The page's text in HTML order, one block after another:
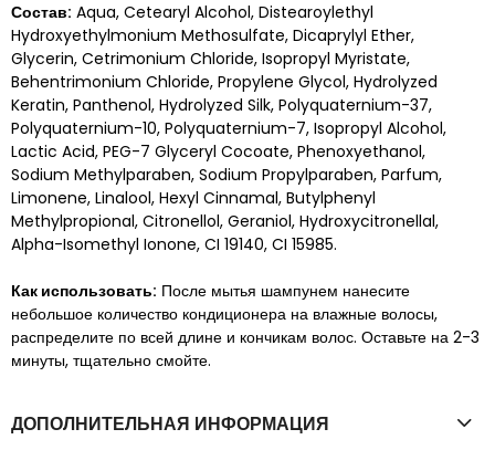
Состав: Aqua, Cetearyl Alcohol, Distearoylethyl
Hydroxyethylmonium Methosulfate, Dicaprylyl Ether,
Glycerin, Cetrimonium Chloride, Isopropyl Myristate,
Behentrimonium Chloride, Propylene Glycol, Hydrolyzed
Keratin, Panthenol, Hydrolyzed Silk, Polyquaternium-37,
Polyquaternium-10, Polyquaternium-7, Isopropyl Alcohol,
Lactic Acid, PEG-7 Glyceryl Cocoate, Phenoxyethanol,
Sodium Methylparaben, Sodium Propylparaben, Parfum,
Limonene, Linalool, Hexyl Cinnamal, Butylphenyl
Methylpropional, Citronellol, Geraniol, Hydroxycitronellal,
Alpha-Isomethyl Ionone, CI 19140, CI 15985.
Как использовать: После мытья шампунем нанесите
небольшое количество кондиционера на влажные волосы,
распределите по всей длине и кончикам волос. Оставьте на 2-3
минуты, тщательно смойте.
ДОПОЛНИТЕЛЬНАЯ ИНФОРМАЦИЯ